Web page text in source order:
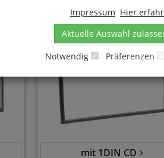
mit 1DIN CD
Impressum Hier
Aktuelle Auswahl
Notwendig
Präferenzen